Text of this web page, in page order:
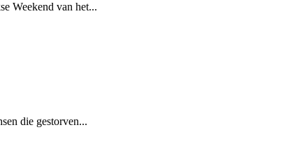
Weekend van het...
die gestorven...